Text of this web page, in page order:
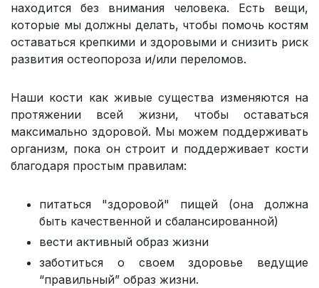
находится без внимания человека. Есть вещи,
которые мы должны делать, чтобы помочь костям
оставаться крепкими и здоровыми и снизить риск
развития остеопороза и/или переломов.
Наши кости как живые существа изменяются на
протяжении всей жизни, чтобы оставаться
максимально здоровой. Мы можем поддерживать
организм, пока он строит и поддерживает кости
благодаря простым правилам:
питаться "здоровой" пищей (она должна
быть качественной и сбалансированной)
вести активный образ жизни
заботиться о своем здоровье ведущие
“правильный” образ жизни.